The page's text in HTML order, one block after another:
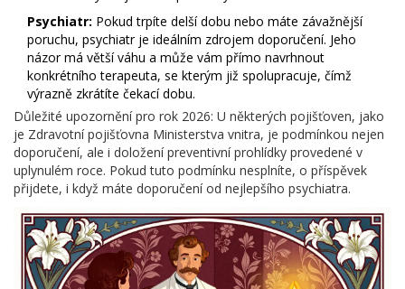
Psychiatr: Pokud trpíte delší dobu nebo máte závažnější
poruchu, psychiatr je ideálním zdrojem doporučení. Jeho
názor má větší váhu a může vám přímo navrhnout
konkrétního terapeuta, se kterým již spolupracuje, čímž
výrazně zkrátíte čekací dobu.
Důležité upozornění pro rok 2026: U některých pojišťoven, jako
je Zdravotní pojišťovna Ministerstva vnitra, je podmínkou nejen
doporučení, ale i doložení preventivní prohlídky provedené v
uplynulém roce. Pokud tuto podmínku nesplníte, o příspěvek
přijdete, i když máte doporučení od nejlepšího psychiatra.